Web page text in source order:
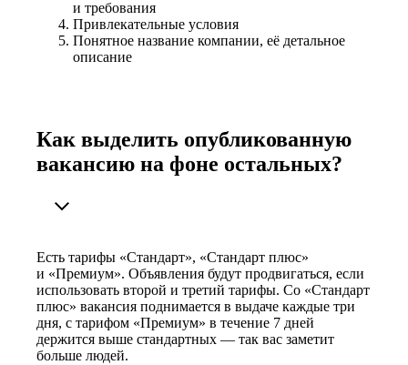
и требования
Привлекательные условия
Понятное название компании, её детальное
описание
Как выделить опубликованную
вакансию на фоне остальных?
Есть тарифы «Стандарт», «Стандарт плюс»
и «Премиум». Объявления будут продвигаться, если
использовать второй и третий тарифы. Со «Стандарт
плюс» вакансия поднимается в выдаче каждые три
дня, с тарифом «Премиум» в течение 7 дней
держится выше стандартных — так вас заметит
больше людей.